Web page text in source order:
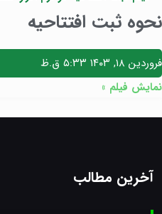
نحوه ثبت افتتاحیه
فروردین ۱۸, ۱۴۰۳
۵:۳۳ ق.ظ
نمایش فیلم »
آخرین مطالب